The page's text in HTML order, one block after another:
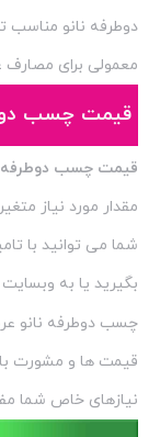
دوطرفه نانو
معمولی برای
قیمت چسب دو
قیمت چسب دوطرفه
مقدار مورد نیاز
شما می توانید با
بگیرید یا به
چسب دوطرفه نانو
قیمت ها و مشورت
نیازهای خاص شما